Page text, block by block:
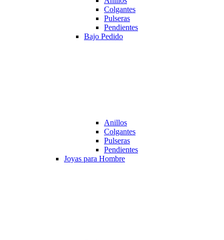
Colgantes
Pulseras
Pendientes
Bajo Pedido
Anillos
Colgantes
Pulseras
Pendientes
Joyas para Hombre